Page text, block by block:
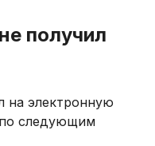
получил
на электронную
по следующим